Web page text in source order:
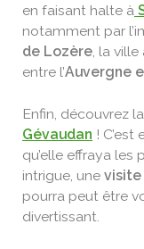
en faisant halte à
notamment par
de Lozère, la
entre l’Auvergne
Enfin, découvrez
Gévaudan ! C’est
qu’elle effraya
intrigue, une visite
pourra peut être
divertissant.